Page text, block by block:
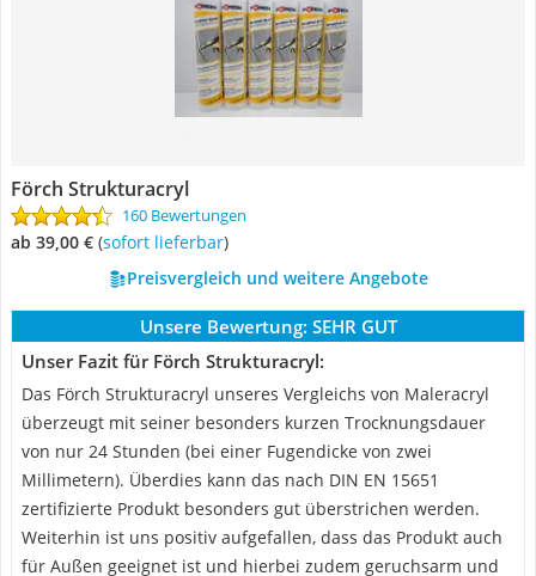
Förch Strukturacryl
160 Bewertungen
ab 39,00 € ( Sofort lieferbar)
Preisvergleich und weitere Angebote
Unsere Bewertung: SEHR GUT
Unser Fazit für Förch Strukturacryl:
Das Förch Strukturacryl unseres Vergleichs von Maleracryl
überzeugt mit seiner besonders kurzen Trocknungsdauer
von nur 24 Stunden (bei einer Fugendicke von zwei
Millimetern). Überdies kann das nach DIN EN 15651
zertifizierte Produkt besonders gut überstrichen werden.
Weiterhin ist uns positiv aufgefallen, dass das Produkt auch
für Außen geeignet ist und hierbei zudem geruchsarm und